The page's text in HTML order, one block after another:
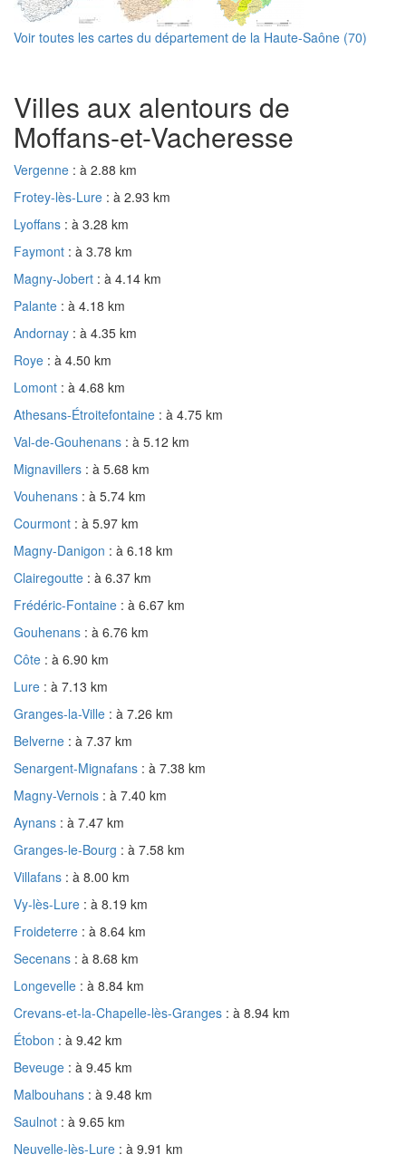
Voir toutes les cartes du département de la Haute-Saône (70)
Villes aux alentours de
Moffans-et-Vacheresse
Vergenne : à 2.88 km
Frotey-lès-Lure : à 2.93 km
Lyoffans : à 3.28 km
Faymont : à 3.78 km
Magny-Jobert : à 4.14 km
Palante : à 4.18 km
Andornay : à 4.35 km
Roye : à 4.50 km
Lomont : à 4.68 km
Athesans-Étroitefontaine : à 4.75 km
Val-de-Gouhenans : à 5.12 km
Mignavillers : à 5.68 km
Vouhenans : à 5.74 km
Courmont : à 5.97 km
Magny-Danigon : à 6.18 km
Clairegoutte : à 6.37 km
Frédéric-Fontaine : à 6.67 km
Gouhenans : à 6.76 km
Côte : à 6.90 km
Lure : à 7.13 km
Granges-la-Ville : à 7.26 km
Belverne : à 7.37 km
Senargent-Mignafans : à 7.38 km
Magny-Vernois : à 7.40 km
Aynans : à 7.47 km
Granges-le-Bourg : à 7.58 km
Villafans : à 8.00 km
Vy-lès-Lure : à 8.19 km
Froideterre : à 8.64 km
Secenans : à 8.68 km
Longevelle : à 8.84 km
Crevans-et-la-Chapelle-lès-Granges : à 8.94 km
Étobon : à 9.42 km
Beveuge : à 9.45 km
Malbouhans : à 9.48 km
Saulnot : à 9.65 km
Neuvelle-lès-Lure : à 9.91 km